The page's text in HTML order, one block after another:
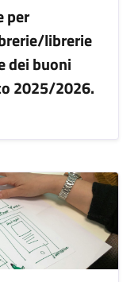
per
librerie
dei buoni
2025/2026.